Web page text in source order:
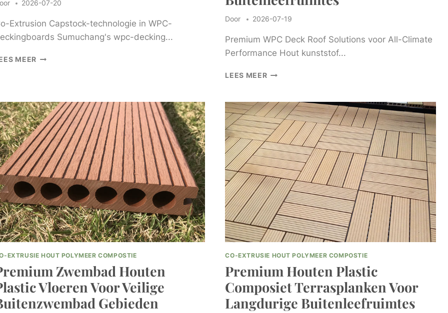
2026-07-20
Extrusion Capstock-technologie in WPC-
Sumuchang's wpc-decking...
MEERKIES
SUMUCHANG
VOOR
DUURZAME
EN
STIJLVOLLE
BUITENOPLOSSINGEN
Door 2026-07-19
Premium WPC Deck Roof Solutions voor All-Climate
Performance Hout kunststof...
LEES MEERPREMIUM
VOOR
DUURZAME
EN
STIJLVOLLE
BUITENLEEFRUIMTES
EXTRUSIE HOUT POLYMEER COMPOSTIE
Zwembad Houten
Vloeren Voor Veilige
Gebieden
CO-EXTRUSIE HOUT POLYMEER COMPOSTIE
Premium Houten Plastic
Composiet Terrasplanken Voor
Langdurige Buitenleefruimtes